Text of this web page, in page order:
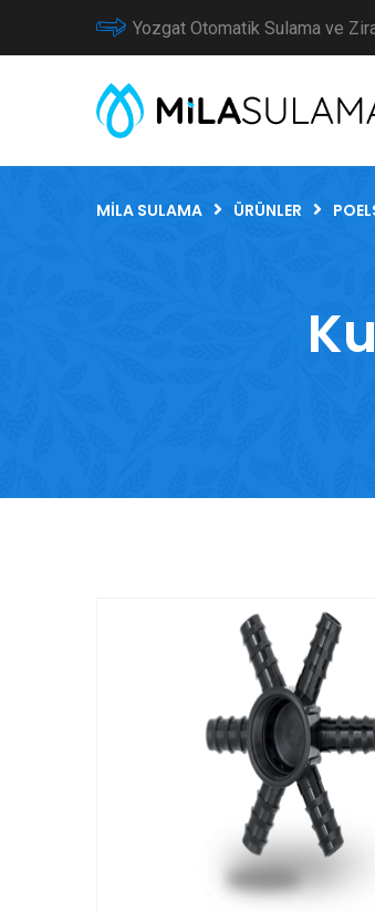
Yozgat Otomatik Sulama ve
MILA SULAMA ÜRÜNLER